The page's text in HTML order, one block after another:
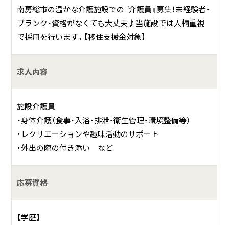
の運営を心掛けております。
南房総市の温かな介護施設での『介護員』募集！未経験者・
ブランク・資格がなくても大丈夫♪当施設では人柄重視
で採用を行います。【移住支援金対象】
求人内容
施設介護員
・身体介護（食事・入浴・排泄・衛生管理・環境整備等）
・レクリエーションや趣味活動のサポート
・外出の際の付き添い など
応募資格
【学歴】